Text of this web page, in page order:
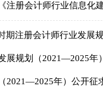
注册会计师行业信息化
期注册会计师行业发展
展规划（2021—2025年
2021—2025年）公开征